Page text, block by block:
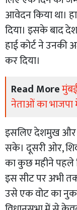
आवेदन किया था।
दिया। इसके बाद
हाई कोर्ट ने उनकी
कर दिया।
Read More
नेताओं का भाजपा
इसलिए देशमुख और
सके। दूसरी ओर,
का कुछ महीने पहले
इस सीट पर अभी
उसे एक वोट का